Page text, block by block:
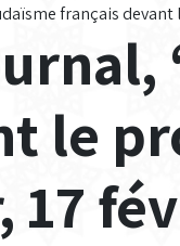
français devant
le
17